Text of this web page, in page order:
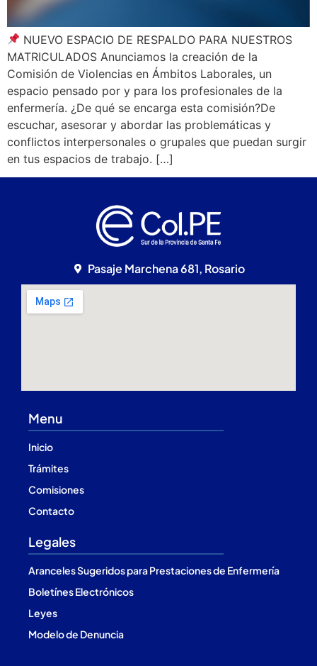
NUEVO ESPACIO DE RESPALDO PARA NUESTROS
MATRICULADOS Anunciamos la creación de la
Comisión de Violencias en Ámbitos Laborales, un
espacio pensado por y para los profesionales de la
enfermería. ¿De qué se encarga esta comisión?De
escuchar, asesorar y abordar las problemáticas y
conflictos interpersonales o grupales que puedan surgir
en tus espacios de trabajo. […]
Pasaje Marchena 681, Rosario
Menu
Inicio
Trámites
Comisiones
Contacto
Legales
Aranceles Sugeridos para Prestaciones de Enfermería
Boletínes Electrónicos
Leyes
Modelo de Denuncia